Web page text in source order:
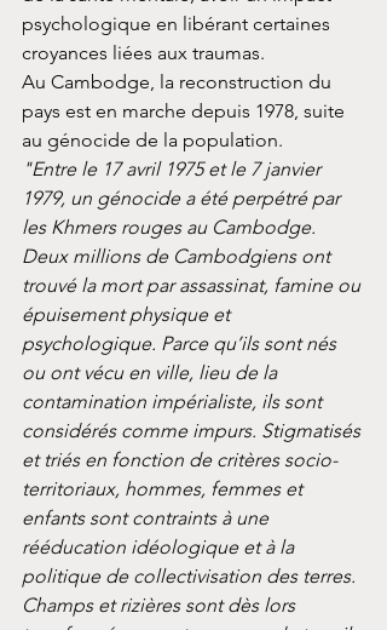
psychologique en libérant certaines
croyances liées aux traumas.
Au Cambodge, la reconstruction du
pays est en marche depuis 1978, suite
au génocide de la population.
"Entre le 17 avril 1975 et le 7 janvier
1979, un génocide a été perpétré par
les Khmers rouges au Cambodge.
Deux millions de Cambodgiens ont
trouvé la mort par assassinat, famine ou
épuisement physique et
psychologique. Parce qu’ils sont nés
ou ont vécu en ville, lieu de la
contamination impérialiste, ils sont
considérés comme impurs. Stigmatisés
et triés en fonction de critères socio-
territoriaux, hommes, femmes et
enfants sont contraints à une
rééducation idéologique et à la
politique de collectivisation des terres.
Champs et rizières sont dès lors